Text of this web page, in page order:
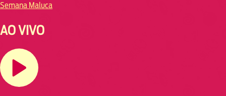
Semana Maluca
AO VIVO